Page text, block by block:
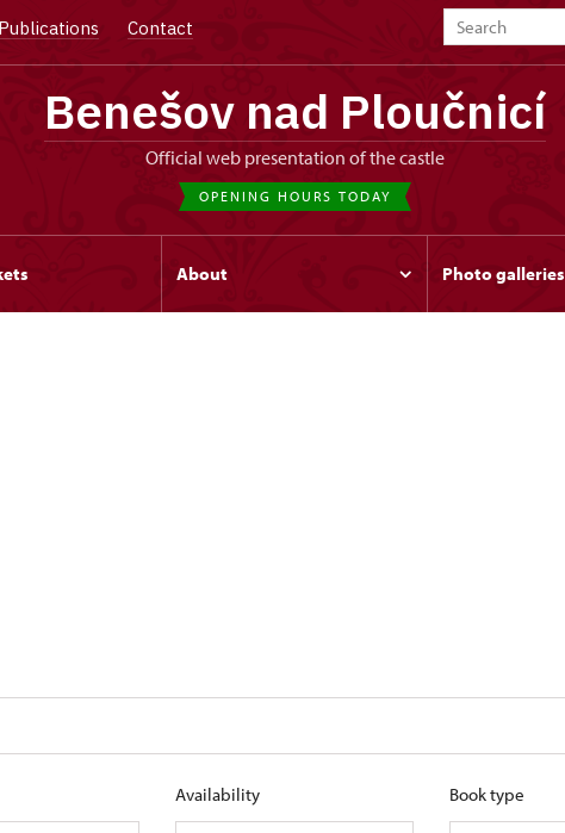
Publications Contact
Benešov nad Ploučnicí
Official web presentation of the castle
OPENING HOURS TODAY
About Photo galleries
Availability Book type